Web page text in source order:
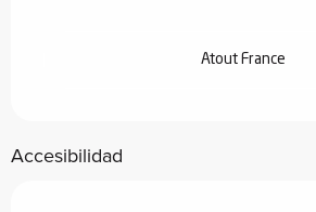
Atout France
Accesibilidad